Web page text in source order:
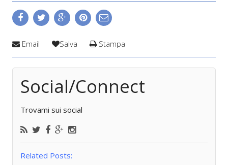
Email Salva Stampa
Social/Connect
Trovami sui social
Related Posts: